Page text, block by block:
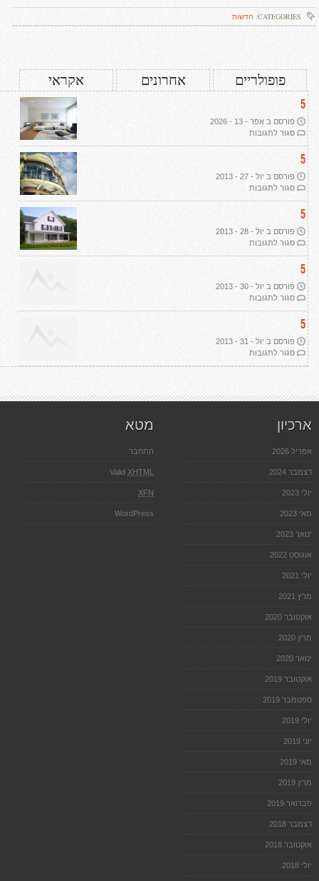
CATEGORIES: חדשות
פופולריים אחרונים אקראי
5
פורסם ב אפר - 13 - 2026
סגור לתגובותעל
ב-2026:
שבעה
עקרונות
אמיתית
5
פורסם ב יול - 27 - 2013
סגור לתגובותעל
5
פורסם ב יול - 28 - 2013
סגור לתגובותעל
5
פורסם ב יול - 30 - 2013
סגור לתגובותעל
5
פורסם ב יול - 31 - 2013
סגור לתגובותעל
ארכיון
אפריל 2026
דצמבר 2024
יולי 2023
מאי 2023
ינואר 2023
אוגוסט 2022
יולי 2021
מרץ 2021
אוקטובר 2020
מרץ 2020
ינואר 2020
אוקטובר 2019
ספטמבר 2019
יולי 2019
יוני 2019
מאי 2019
מרץ 2019
פברואר 2019
דצמבר 2018
אוקטובר 2018
יולי 2018
מטא
התחבר
Valid XHTML
XFN
WordPress